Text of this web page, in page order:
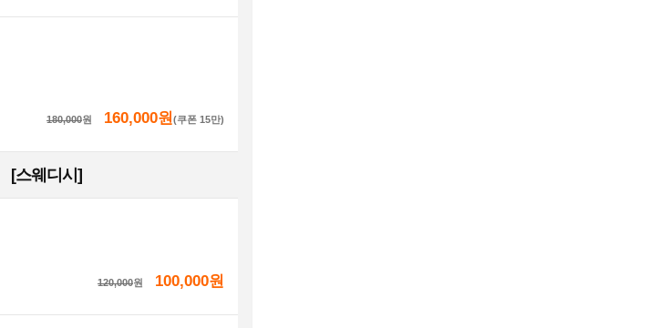
180,000원 160,000원 (쿠폰 15만)
[스웨디시]
120,000원 100,000원